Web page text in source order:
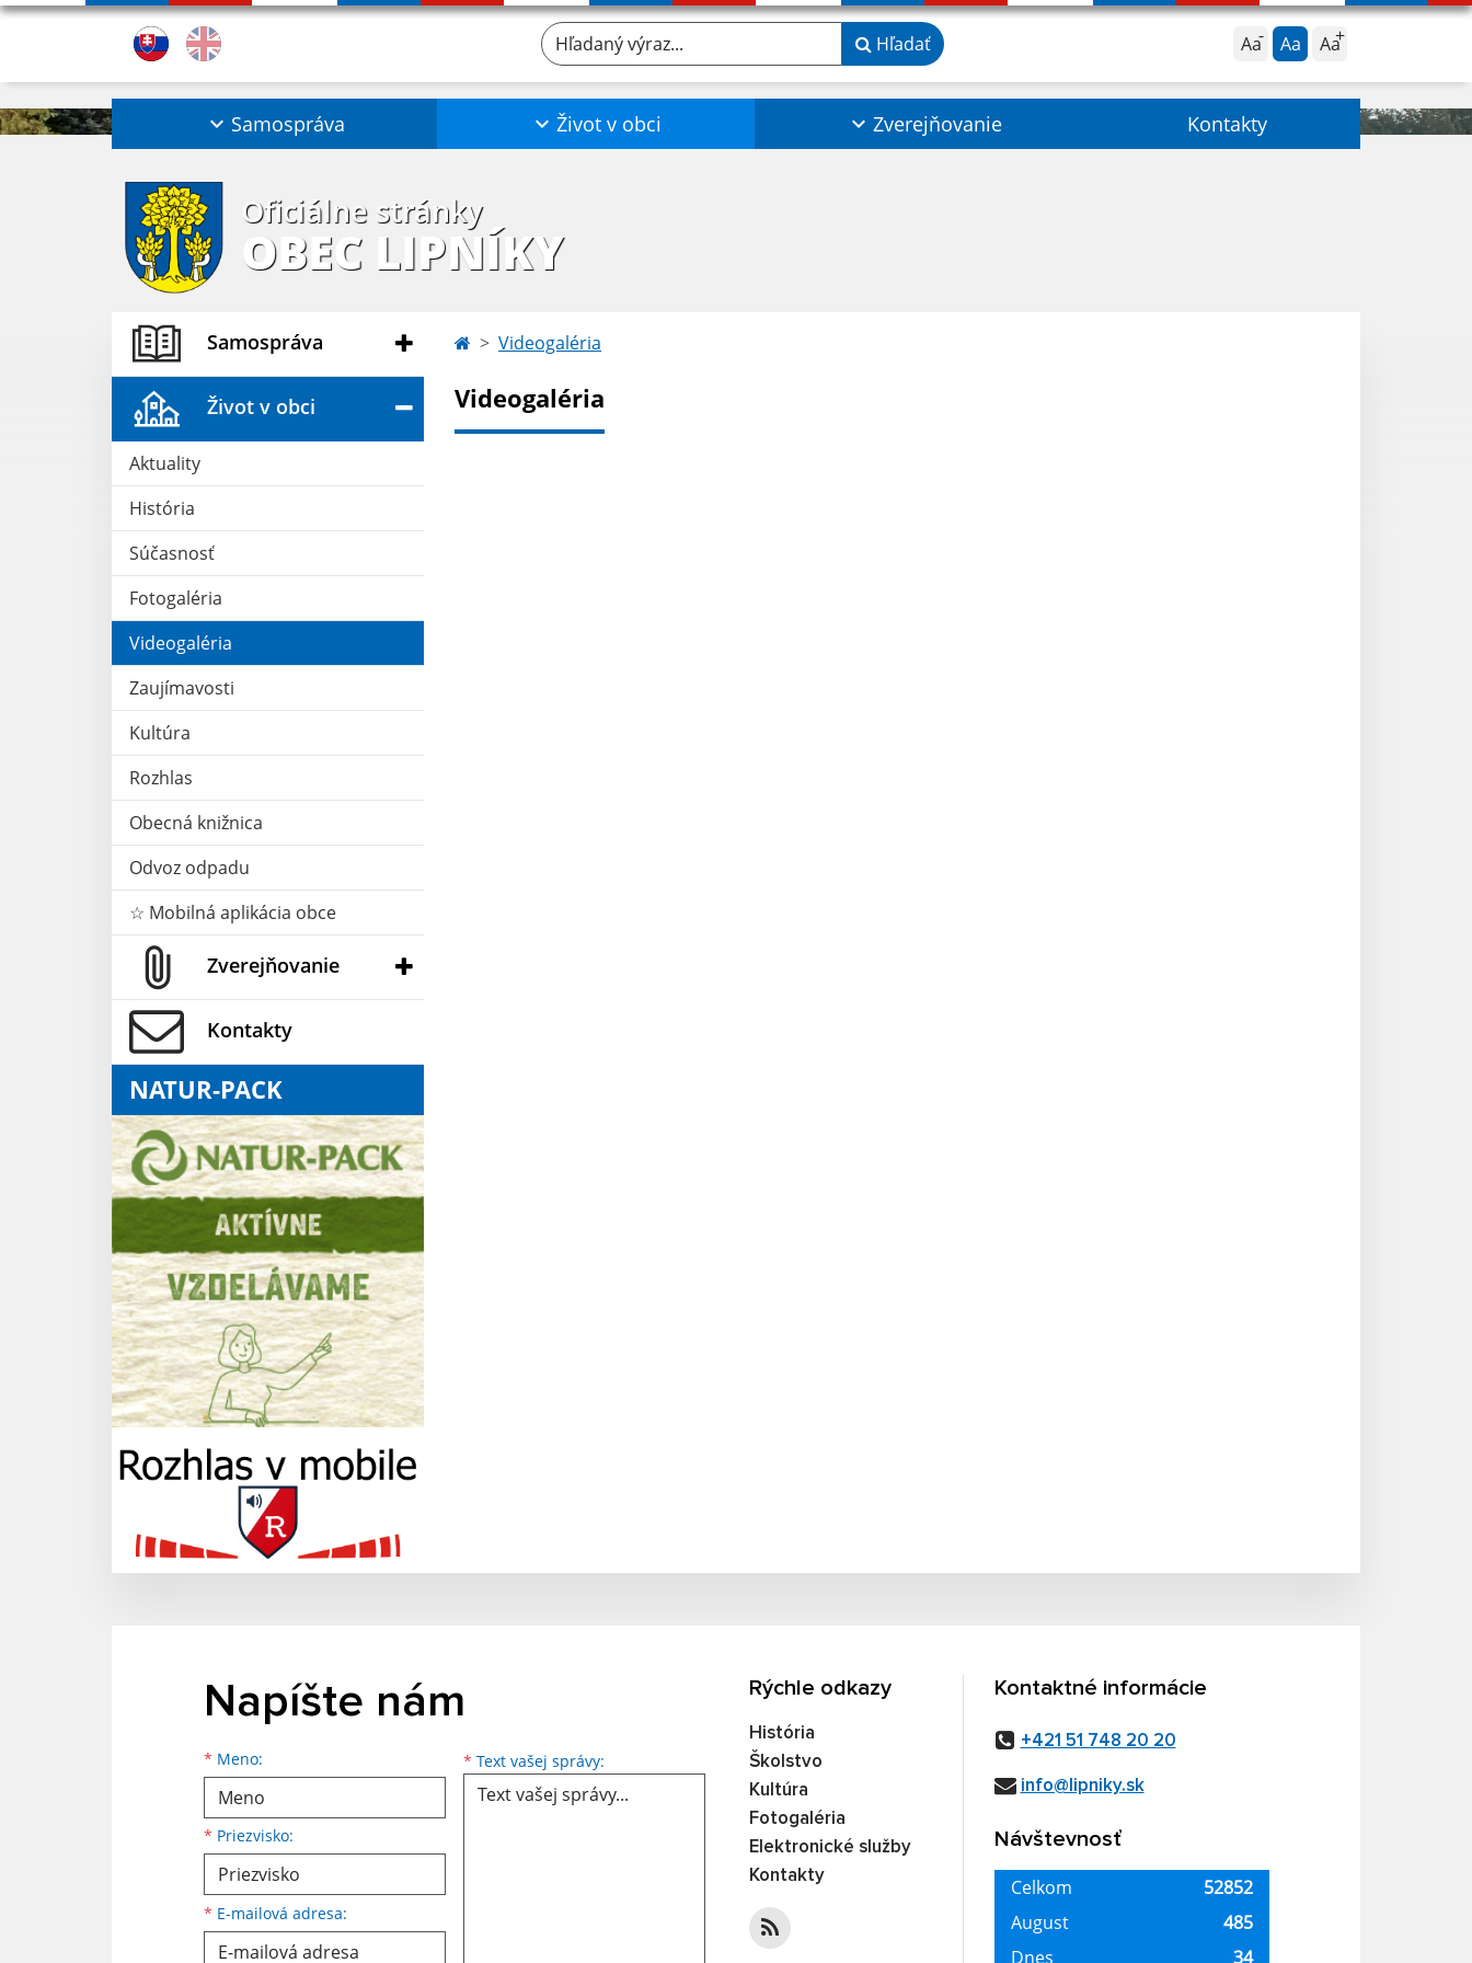
Aa Aa Aa
Hľadaný výraz... Hľadať
Samospráva Život v obci Zverejňovanie Kontakty
Oficiálne stránky
OBEC LIPNÍKY
Samospráva
Život v obci
Aktuality
História
Súčasnosť
Fotogaléria
Videogaléria
Zaujímavosti
Kultúra
Rozhlas
Obecná knižnica
Odvoz odpadu
☆ Mobilná aplikácia obce
Zverejňovanie
Kontakty
NATUR-PACK
Videogaléria
Videogaléria
Napíšte nám
* Meno:
Meno
* Priezvisko:
Priezvisko
* E-mailová adresa:
E-mailová adresa * Text vašej správy: Text vašej správy...
Rýchle odkazy
História
Školstvo
Kultúra
Fotogaléria
Elektronické služby
Kontakty
Kontaktné informácie
+421 51 748 20 20
info@lipniky.sk
Návštevnosť